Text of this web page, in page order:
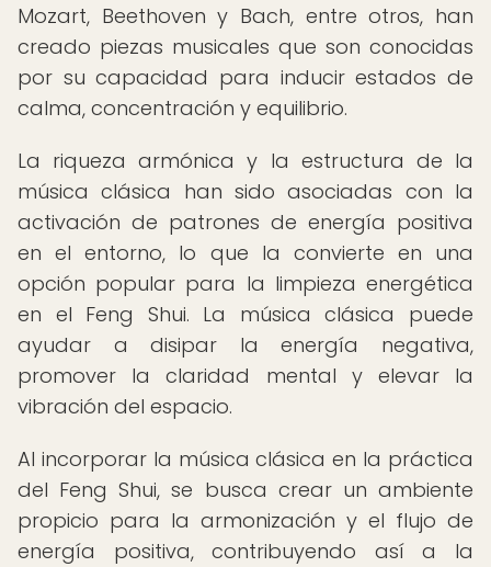
Mozart, Beethoven y Bach, entre otros, han
creado piezas musicales que son conocidas
por su capacidad para inducir estados de
calma, concentración y equilibrio.
La riqueza armónica y la estructura de la
música clásica han sido asociadas con la
activación de patrones de energía positiva
en el entorno, lo que la convierte en una
opción popular para la limpieza energética
en el Feng Shui. La música clásica puede
ayudar a disipar la energía negativa,
promover la claridad mental y elevar la
vibración del espacio.
Al incorporar la música clásica en la práctica
del Feng Shui, se busca crear un ambiente
propicio para la armonización y el flujo de
energía positiva, contribuyendo así a la